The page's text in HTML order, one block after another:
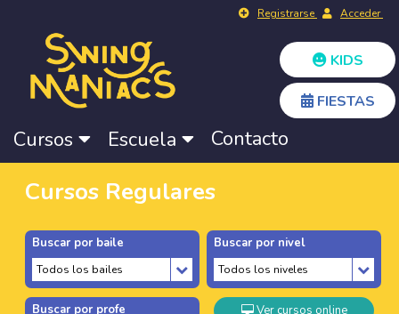
Registrarse Acceder
KIDS
FIESTAS
Cursos Escuela Contacto
Cursos Regulares
Buscar por baile Buscar por nivel
Buscar por profe Ver cursos online